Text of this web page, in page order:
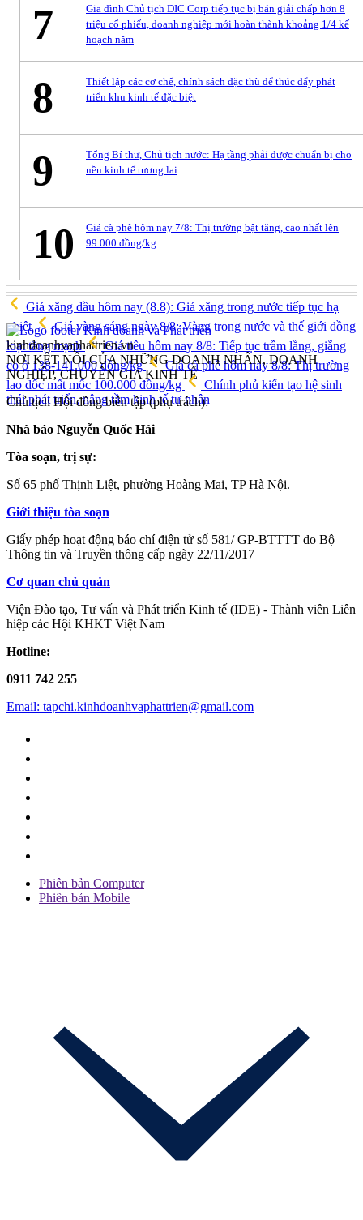
7
Gia đình Chủ tịch DIC Corp tiếp tục bị bán giải chấp hơn 8
triệu cổ phiếu, doanh nghiệp mới hoàn thành khoảng 1/4 kế
hoạch năm
8
Thiết lập các cơ chế, chính sách đặc thù để thúc đẩy phát
triển khu kinh tế đặc biệt
9
Tổng Bí thư, Chủ tịch nước: Hạ tầng phải được chuẩn bị cho
nền kinh tế tương lai
10
Giá cà phê hôm nay 7/8: Thị trường bật tăng, cao nhất lên
99.000 đồng/kg
Giá xăng dầu hôm nay (8.8): Giá xăng trong nước tiếp tục hạ
nhiệt
Giá vàng sáng ngày 8/8: Vàng trong nước và thế giới đồng
loạt tăng mạnh
Giá tiêu hôm nay 8/8: Tiếp tục trầm lắng, giằng
co ở 138-141.000 đồng/kg
Giá cà phê hôm nay 8/8: Thị trường
lao dốc mất mốc 100.000 đồng/kg
Chính phủ kiến tạo hệ sinh
thái phát triển, nâng tầm kinh tế tư nhân
kinhdoanhvaphattrien.vn
NƠI KẾT NỐI CỦA NHỮNG DOANH NHÂN, DOANH
NGHIỆP, CHUYÊN GIA KINH TẾ
Chủ tịch Hội đồng biên tập (phụ trách):
Nhà báo Nguyễn Quốc Hải
Tòa soạn, trị sự:
Số 65 phố Thịnh Liệt, phường Hoàng Mai, TP Hà Nội.
Giới thiệu tòa soạn
Giấy phép hoạt động báo chí điện tử số 581/ GP-BTTTT do Bộ
Thông tin và Truyền thông cấp ngày 22/11/2017
Cơ quan chủ quản
Viện Đào tạo, Tư vấn và Phát triển Kinh tế (IDE) - Thành viên Liên
hiệp các Hội KHKT Việt Nam
Hotline:
0911 742 255
Email: tapchi.kinhdoanhvaphattrien@gmail.com
Phiên bản Computer
Phiên bản Mobile